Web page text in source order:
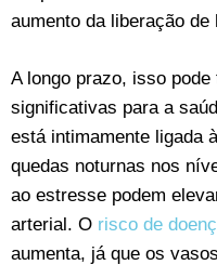
aumento da liberação
A longo prazo, isso
significativas para a
está intimamente ligada
quedas noturnas nos
ao estresse podem
arterial. O risco de
aumenta, já que os